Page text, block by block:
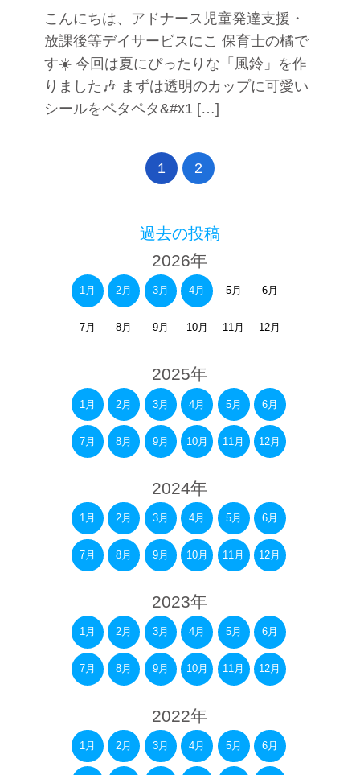
こんにちは、アドナース児童発達支援・
放課後等デイサービスにこ 保育士の橘で
す☀️ 今回は夏にぴったりな「風鈴」を作
りました🎶 まずは透明のカップに可愛い
シールをペタペタ&#x1 […]
1 2
過去の投稿
2026年
1月 2月 3月 4月 5月 6月
7月 8月 9月 10月 11月 12月
2025年
1月 2月 3月 4月 5月 6月
7月 8月 9月 10月 11月 12月
2024年
1月 2月 3月 4月 5月 6月
7月 8月 9月 10月 11月 12月
2023年
1月 2月 3月 4月 5月 6月
7月 8月 9月 10月 11月 12月
2022年
1月 2月 3月 4月 5月 6月